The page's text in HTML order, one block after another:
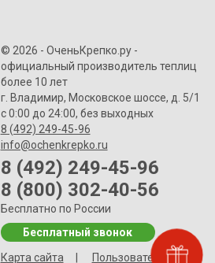
© 2026 - ОченьКрепко.ру-
официальный производитель теплиц
более 10 лет
г. Владимир, Московское шоссе, д. 5/1
с 0:00 до 24:00, без выходных
8 (492) 249-45-96
info@ochenkrepko.ru
8 (492) 249-45-96
8 (800) 302-40-56
Бесплатно по России
Бесплатный звонок
Карта сайта Пользовательское